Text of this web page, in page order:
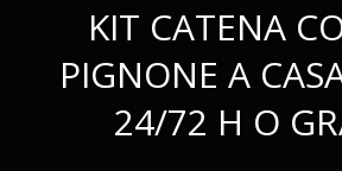
KIT CATENA
PIGNONE A
24/72 H O